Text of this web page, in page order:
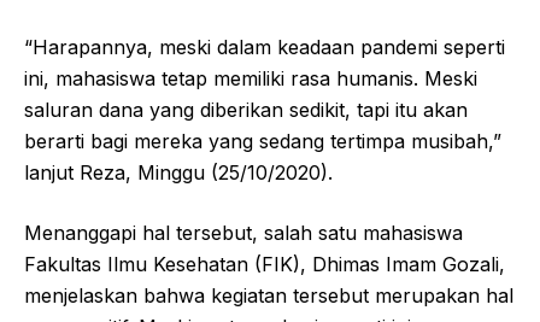
“Harapannya, meski dalam keadaan pandemi seperti
ini, mahasiswa tetap memiliki rasa humanis. Meski
saluran dana yang diberikan sedikit, tapi itu akan
berarti bagi mereka yang sedang tertimpa musibah,”
lanjut Reza, Minggu (25/10/2020).
Menanggapi hal tersebut, salah satu mahasiswa
Fakultas Ilmu Kesehatan (FIK), Dhimas Imam Gozali,
menjelaskan bahwa kegiatan tersebut merupakan hal